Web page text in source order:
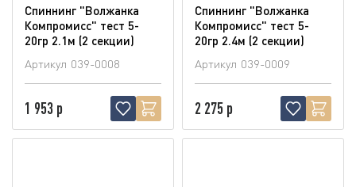
Спиннинг "Волжанка
Компромисс" тест 5-
20гр 2.1м (2 секции)
Артикул 039-0008
1 953 р
Спиннинг "Волжанка
Компромисс" тест 5-
20гр 2.4м (2 секции)
Артикул 039-0009
2 275 р